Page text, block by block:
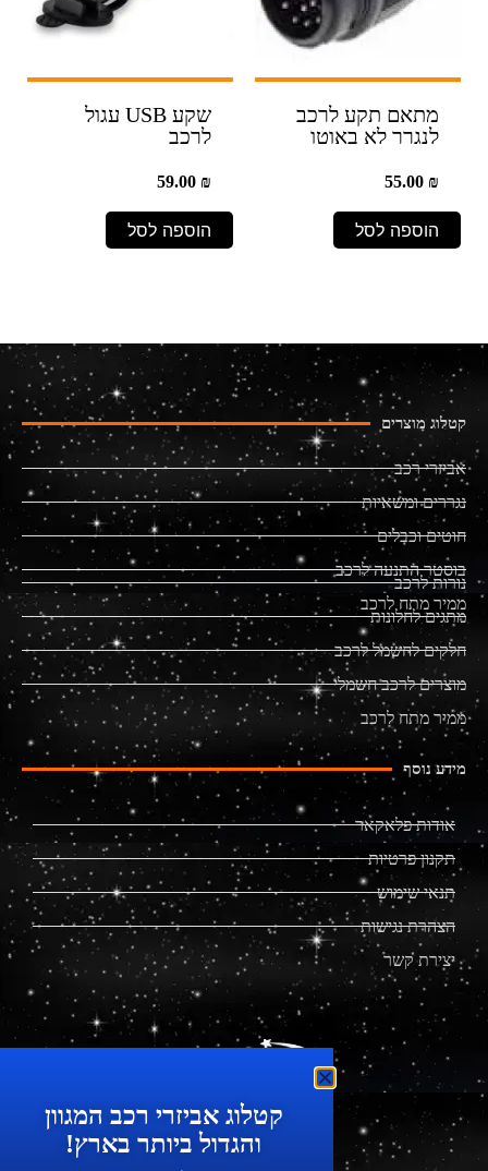
מתאם תקע לרכב
לנגרר לא באוטו
55.00₪
הוספה לסל
שקע USB עגול
לרכב
59.00₪
הוספה לסל
קטלוג מוצרים
אביזרי רכב
נגררים ומשאיות
חוטים וכבלים
בוסטר התנעה לרכב
ממיר מתח לרכב
נורות לרכב
מתגים לחלונות
חלקים לחשמל לרכב
מוצרים לרכב חשמלי
ממיר מתח לרכב
מידע נוסף
אודות פלאקאר
תקנון פרטיות
תנאי שימוש
הצהרת נגישות
יצירת קשר
מוצרים מתקדמים לרכב
קטלוג אביזרי רכב המגוון
והגדול ביותר בארץ!